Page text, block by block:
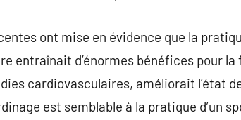
ont mise en évidence que la
entraînait d’énormes bénéfices pour
cardiovasculaires, améliorait l’état
est semblable à la pratique d’un